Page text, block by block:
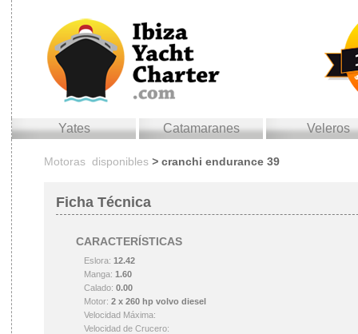
yates catamaranes veleros
Motoras disponibles > cranchi endurance 39
Ficha Técnica
CARACTERÍSTICAS
Eslora: 12.42
Manga: 1.60
Calado: 0.00
Motor: 2 x 260 hp volvo diesel
Velocidad Máxima:
Velocidad de Crucero: